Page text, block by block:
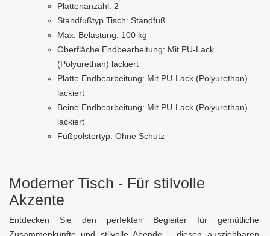
Plattenanzahl: 2
Standfußtyp Tisch: Standfuß
Max. Belastung: 100 kg
Oberfläche Endbearbeitung: Mit PU-Lack
(Polyurethan) lackiert
Platte Endbearbeitung: Mit PU-Lack (Polyurethan)
lackiert
Beine Endbearbeitung: Mit PU-Lack (Polyurethan)
lackiert
Fußpolstertyp: Ohne Schutz
Moderner Tisch - Für stilvolle
Akzente
Entdecken Sie den perfekten Begleiter für gemütliche